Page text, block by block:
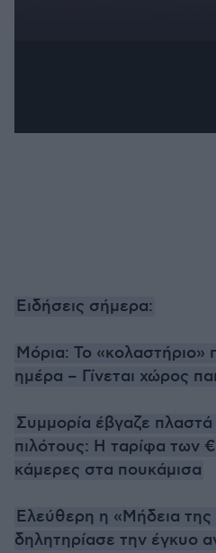
Ειδήσεις σήμερα:
Μόρια: Το «κολαστήριο»
ημέρα – Γίνεται χώρος
Συμμορία έβγαζε
πιλότους: H ταρίφα των
κάμερες στα πουκάμισα
Ελεύθερη η «Μήδεια της
δηλητηρίασε την έγκυο